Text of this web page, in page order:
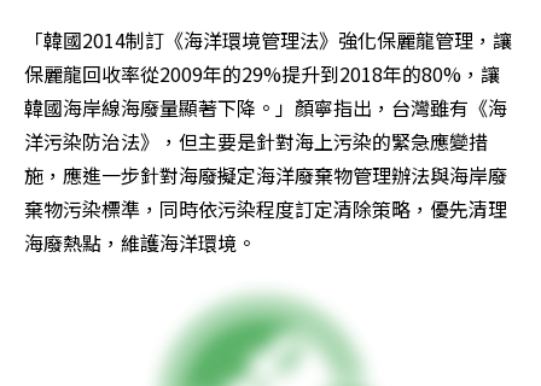
「韓國2014制訂《海洋環境管理法》強化保麗龍管理，讓
保麗龍回收率從2009年的29%提升到2018年的80%，讓
韓國海岸線海廢量顯著下降。」顏寧指出，台灣雖有《海
洋污染防治法》，但主要是針對海上污染的緊急應變措
施，應進一步針對海廢擬定海洋廢棄物管理辦法與海岸廢
棄物污染標準，同時依污染程度訂定清除策略，優先清理
海廢熱點，維護海洋環境。